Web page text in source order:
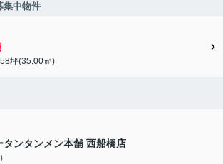
集中物件
坪(35.00㎡)
タンタンメン本舗 西船橋店